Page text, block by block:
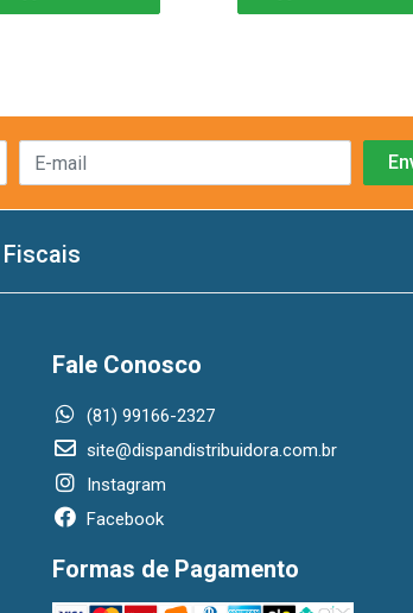
Fale Conosco
(81) 99166-2327
site@dispandistribuidora.com.br
Instagram
Facebook
Formas de Pagamento